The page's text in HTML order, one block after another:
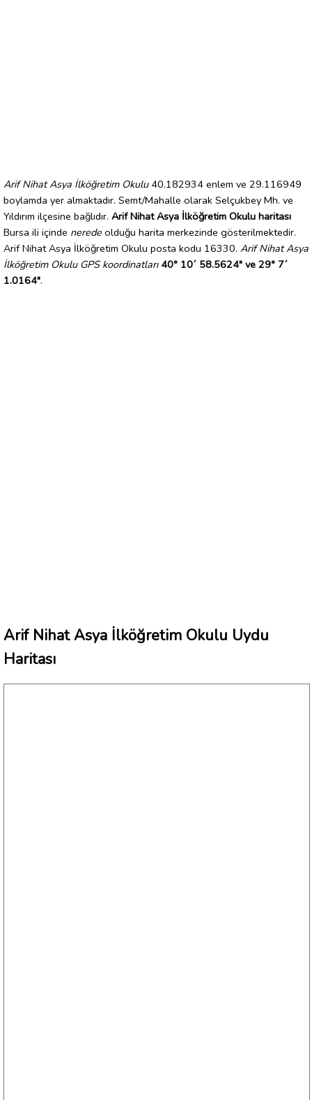
Arif Nihat Asya İlköğretim Okulu40.182934 enlem ve 29.116949
boylamda yer almaktadır. Semt/Mahalle olarak Selçukbey Mh. ve
Yıldırım ilçesine bağlıdır. Arif Nihat Asya İlköğretim Okulu haritası
Bursa ili içinde nerede olduğu harita merkezinde gösterilmektedir.
Arif Nihat Asya İlköğretim Okulu posta kodu 16330. Arif Nihat Asya
İlköğretim Okulu GPS koordinatları 40° 10´ 58.5624" ve 29° 7´
1.0164".
Arif Nihat Asya İlköğretim Okulu Uydu
Haritası